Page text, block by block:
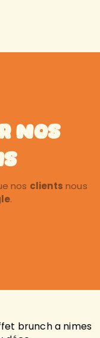
nos
nos clients nous
.